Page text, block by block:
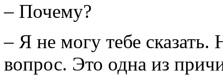
– Почему?
– Я не могу тебе
вопрос. Это одна из